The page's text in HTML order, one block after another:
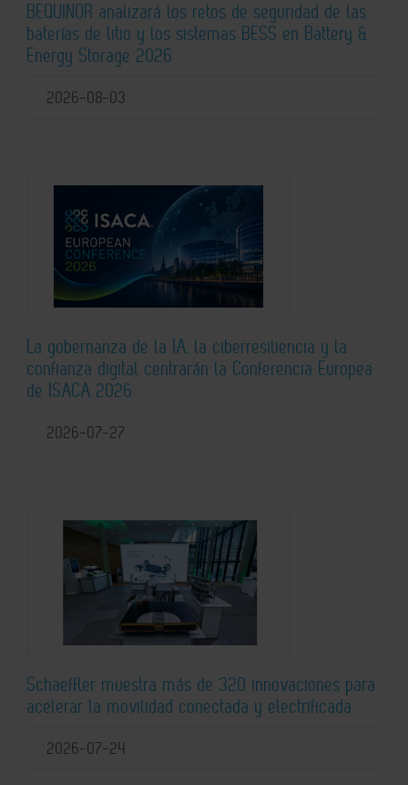
BEQUINOR analizará los retos de seguridad de las
baterías de litio y los sistemas BESS en Battery &
Energy Storage 2026
2026-08-03
La gobernanza de la IA, la ciberresiliencia y la
confianza digital centrarán la Conferencia Europea
de ISACA 2026
2026-07-27
Schaeffler muestra más de 320 innovaciones para
acelerar la movilidad conectada y electrificada
2026-07-24